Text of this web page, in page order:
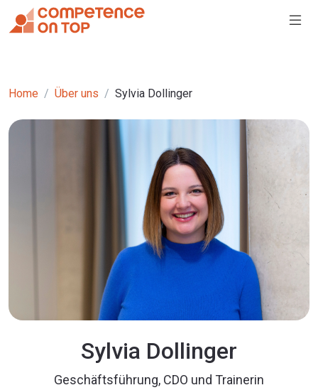
Home Über uns Sylvia Dollinger
Sylvia Dollinger
Geschäftsführung, CDO und Trainerin